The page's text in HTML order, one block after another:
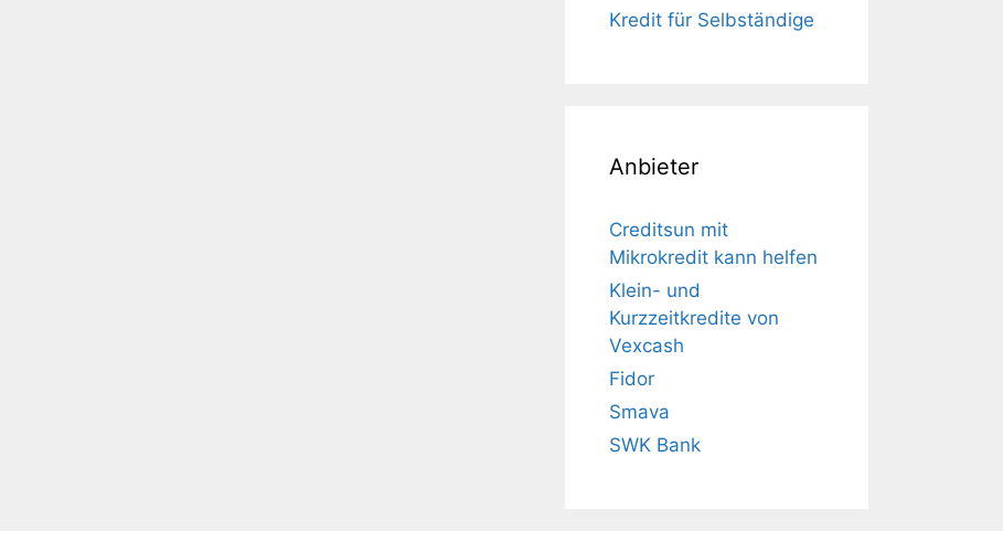
Kredit für Selbständige
Anbieter
Creditsun mit
Mikrokredit kann helfen
Klein- und
Kurzzeitkredite von
Vexcash
Fidor
Smava
SWK Bank